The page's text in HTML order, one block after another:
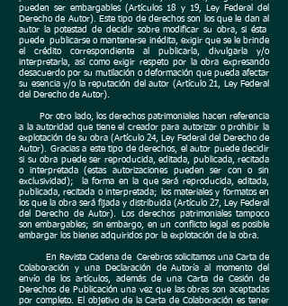
pueden ser embargables (Artículos 18 y 19, Ley Federal del
Derecho de Autor). Este tipo de derechos son los que le dan al
autor la potestad de decidir sobre modificar su obra, si ésta
puede publicarse o mantenerse inédita, exigir que se le brinde
el crédito correspondiente al publicarla, divulgarla y/o
interpretarla, así como exigir respeto por la obra expresando
desacuerdo por su mutilación o deformación que pueda afectar
su esencia y/o la reputación del autor (Artículo 21, Ley Federal
del Derecho de Autor).
Por otro lado, los derechos patrimoniales hacen referencia
a la autoridad que tiene el creador para autorizar o prohibir la
explotación de su obra (Artículo 24, Ley Federal del Derecho de
Autor). Gracias a este tipo de derechos, el autor puede decidir
si su obra puede ser reproducida, editada, publicada, recitada
o interpretada (estas autorizaciones pueden ser con o sin
exclusividad); la forma en la que será reproducida, editada,
publicada, recitada o interpretada; los materiales y formatos en
los que la obra será fijada y distribuida (Artículo 27, Ley Federal
del Derecho de Autor). Los derechos patrimoniales tampoco
son embargables; sin embargo, en un conflicto legal es posible
embargar los bienes adquiridos por la explotación de la obra.
En Revista Cadena de Cerebros solicitamos una Carta de
Colaboración y una Declaración de Autoría al momento del
envío de los artículos, además de una Carta de Cesión de
Derechos de Publicación una vez que las obras son aceptadas
por completo. El objetivo de la Carta de Colaboración es tener